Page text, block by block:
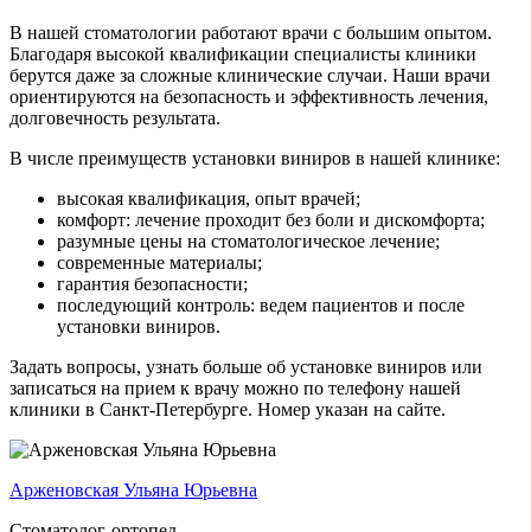
В нашей стоматологии работают врачи с большим опытом.
Благодаря высокой квалификации специалисты клиники
берутся даже за сложные клинические случаи. Наши врачи
ориентируются на безопасность и эффективность лечения,
долговечность результата.
В числе преимуществ установки виниров в нашей клинике:
высокая квалификация, опыт врачей;
комфорт: лечение проходит без боли и дискомфорта;
разумные цены на стоматологическое лечение;
современные материалы;
гарантия безопасности;
последующий контроль: ведем пациентов и после
установки виниров.
Задать вопросы, узнать больше об установке виниров или
записаться на прием к врачу можно по телефону нашей
клиники в Санкт-Петербурге. Номер указан на сайте.
Арженовская Ульяна Юрьевна